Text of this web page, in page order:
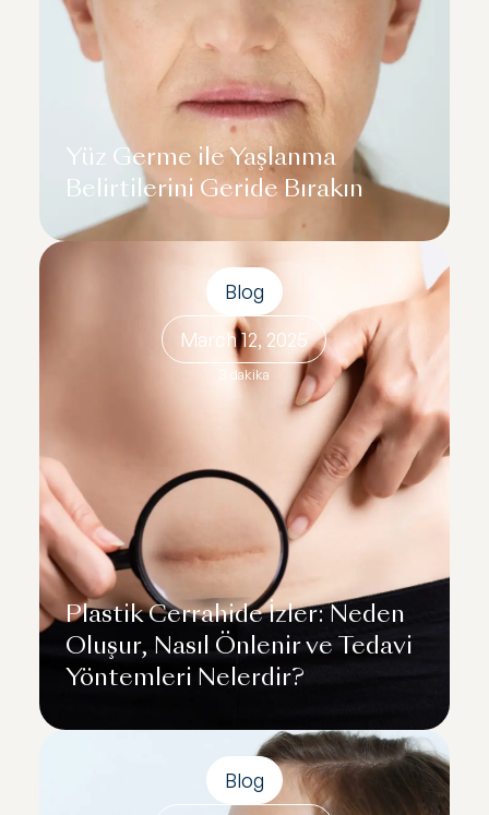
Yüz Germe ile Yaşlanma
Belirtilerini Geride Bırakın
Blog
March 12, 2025
3 dakika
Plastik Cerrahide İzler: Neden
Oluşur, Nasıl Önlenir ve Tedavi
Yöntemleri Nelerdir?
Blog